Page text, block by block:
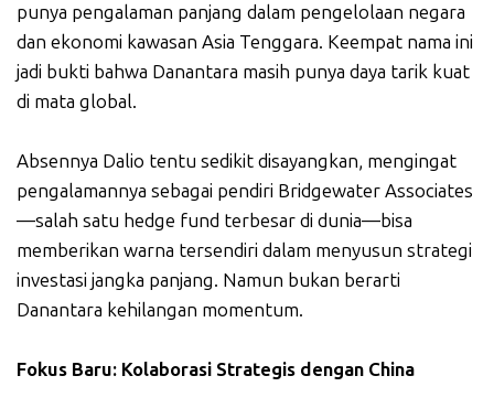
punya pengalaman panjang dalam pengelolaan negara
dan ekonomi kawasan Asia Tenggara. Keempat nama ini
jadi bukti bahwa Danantara masih punya daya tarik kuat
di mata global.
Absennya Dalio tentu sedikit disayangkan, mengingat
pengalamannya sebagai pendiri Bridgewater Associates
—salah satu hedge fund terbesar di dunia—bisa
memberikan warna tersendiri dalam menyusun strategi
investasi jangka panjang. Namun bukan berarti
Danantara kehilangan momentum.
Fokus Baru: Kolaborasi Strategis dengan China